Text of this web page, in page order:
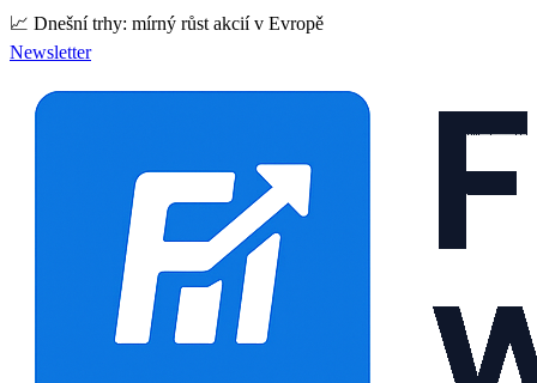
📈 Dnešní trhy: mírný růst akcií v Evropě
Newsletter